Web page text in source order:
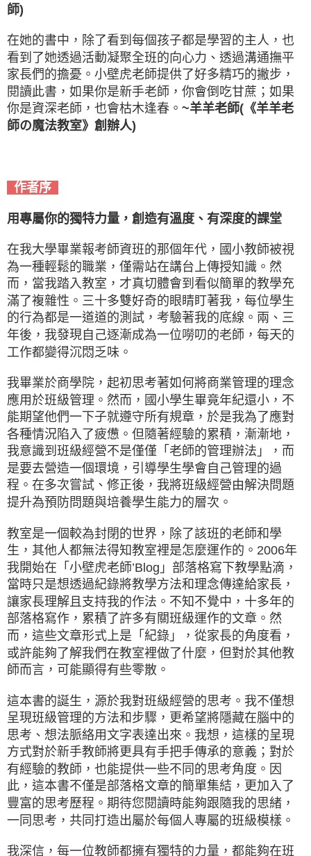
師)
在她的書中，除了看到每個孩子都是學習的主人，也
看到了她透過活動凝聚全班的向心力、透過溝通撫平
家長們的擔憂。小壁虎老師提供了好多精巧的撇步，
閱讀此書，如果你是新手老師，你會倒吃甘蔗；如果
你是資深老師，也會枯木逢春。 ~羊羊老師(《羊羊老
師の魔法教室》創辦人)
作者序
用專屬你的獨特力量，創造有溫度、有深度的課堂
在我大學畢業報考師資班的那個年代，國小教師被視
為一種輕鬆的職業，僅需站在講台上傳授知識。然
而，當我踏入教室，才真切體會到看似簡單的教學充
滿了複雜性。三十多雙好奇的眼睛盯著我，每位學生
的行為都是一道道的測試，考驗著我的底線。兩、三
年後，我發現自己逐漸成為一位嘮叨的老師，每天的
工作都變得沉悶乏味。
我畢業於商學院，起初思考著如何將商業管理的理念
應用於班級管理。然而，國小學生畢竟年紀還小，不
能期望他們一下子就遵守所有規章，於是我為了應對
各種情況陷入了疲憊。但隨著經驗的累積，漸漸地，
我意識到班級經營不是僅僅「老師的管理辦法」，而
是要去營造一個環境，引導學生學會自己管理的過
程。在多次嘗試、修正後，我將班級經營由解決問題
提升為預防問題與培養學生能力的層次。
教室是一個較為封閉的世界，除了該班的老師和學
生，其他人都無法得知教室裡是怎麼運作的。2006年
我開始在「小壁虎老師’Blog」部落格寫下教學點滴，
當時只是想透過紀錄將教學方法和理念傳達給家長，
讓家長理解且支持我的作法。不知不覺中，十多年的
部落格寫作，累積了許多有關班級運作的文章。然
而，這些文章形式上是「紀錄」，從家長的角度看，
或許能夠了解我們在教室裡做了什麼，但對於其他教
師而言，可能顯得有些零散。
這本書的誕生，源於我對班級經營的思考。我不僅想
呈現班級管理的方法和步驟，更希望將隱藏在腦中的
思考、想法脈絡用文字表達出來。我想，這樣的呈現
方式對於新手教師將更具有手把手傳承的意義；對於
有經驗的教師，也能提供一些不同的思考角度。因
此，這本書不僅是部落格文章的簡單集結，更加入了
豐富的思考歷程。期待您閱讀時能夠跟隨我的思緒，
一同思考，共同打造出屬於每個人專屬的班級模樣。
我深信，每一位教師都擁有獨特的力量，都能夠在班